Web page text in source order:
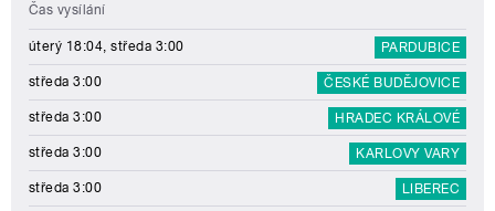
Čas vysílání
úterý 18:04, středa 3:00 PARDUBICE
středa 3:00 ČESKÉ BUDĚJOVICE
středa 3:00 HRADEC KRÁLOVÉ
středa 3:00 KARLOVY VARY
středa 3:00 LIBEREC